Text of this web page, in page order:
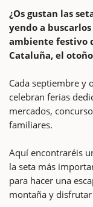
¿Os gustan las
yendo a
ambiente festivo
Cataluña, el
Cada septiembre y
celebran ferias
mercados,
familiares.
Aquí encontraréis
la seta más
para hacer una
montaña y